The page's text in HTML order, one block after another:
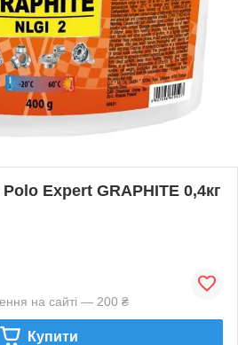
Expert GRAPHITE 0,4кг
на сайті — 200 ₴
Купити